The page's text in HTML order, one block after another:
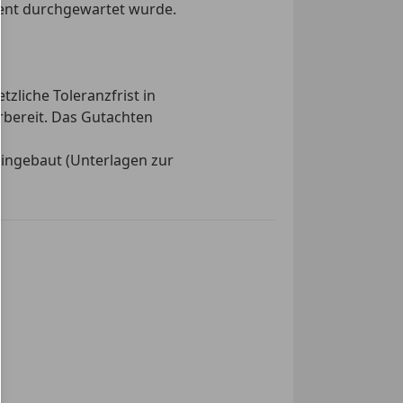
durchgewartet wurde.
Toleranzfrist in
Das Gutachten
(Unterlagen zur
bei
auf